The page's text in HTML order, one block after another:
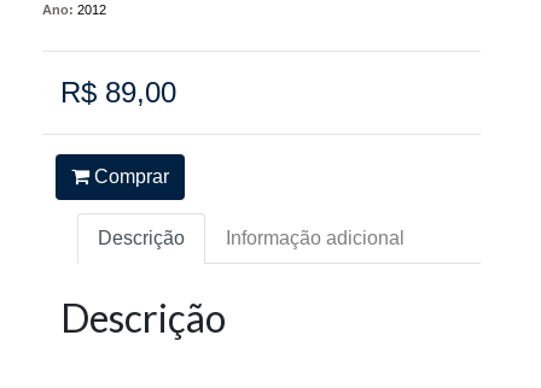
Ano: 2012
R$ 89,00
Comprar
Descrição Informação adicional
Descrição